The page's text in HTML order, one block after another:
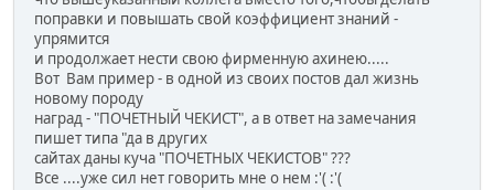
поправки и повышать свой коэффициент знаний -
упрямится
и продолжает нести свою фирменную ахинею.....
Вот Вам пример - в одной из своих постов дал жизнь
новому породу
наград - "ПОЧЕТНЫЙ ЧЕКИСТ", а в ответ на замечания
пишет типа "да в других
сайтах даны куча "ПОЧЕТНЫХ ЧЕКИСТОВ" ???
Все ....уже сил нет говорить мне о нем :'( :'(